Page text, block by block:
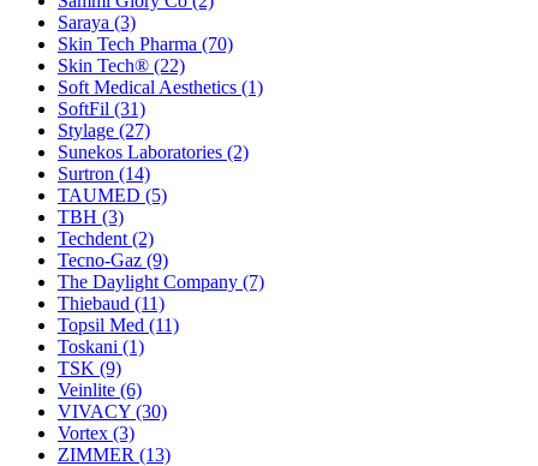
Saraya (3)
Skin Tech Pharma (70)
Skin Tech® (22)
Soft Medical Aesthetics (1)
SoftFil (31)
Stylage (27)
Sunekos Laboratories (2)
Surtron (14)
TAUMED (5)
TBH (3)
Techdent (2)
Tecno-Gaz (9)
The Daylight Company (7)
Thiebaud (11)
Topsil Med (11)
Toskani (1)
TSK (9)
Veinlite (6)
VIVACY (30)
Vortex (3)
ZIMMER (13)